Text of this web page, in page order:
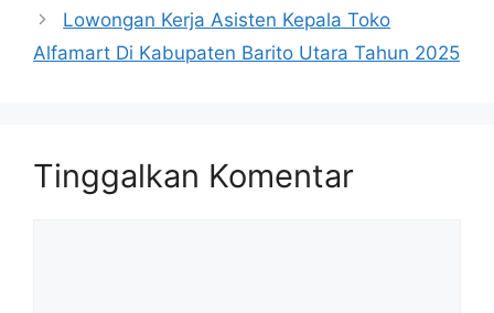
Lowongan Kerja Asisten Kepala Toko
Alfamart Di Kabupaten Barito Utara Tahun 2025
Tinggalkan Komentar